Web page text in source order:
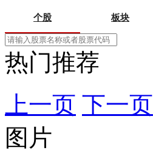
个股 板块
热门推荐
上一页 下一页
图片